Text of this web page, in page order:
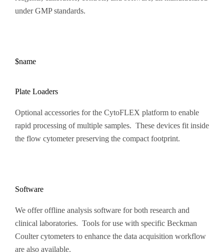
under GMP standards.
$name
Plate Loaders
Optional accessories for the CytoFLEX platform to enable
rapid processing of multiple samples. These devices fit inside
the flow cytometer preserving the compact footprint.
Software
We offer offline analysis software for both research and
clinical laboratories. Tools for use with specific Beckman
Coulter cytometers to enhance the data acquisition workflow
are also available.